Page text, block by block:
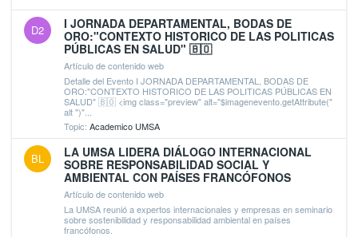
D2
I JORNADA DEPARTAMENTAL, BODAS DE
ORO:"CONTEXTO HISTORICO DE LAS POLITICAS
PÚBLICAS EN SALUD" 🇧🇴
Artículo de contenido web
Detalle del Evento I JORNADA DEPARTAMENTAL, BODAS DE
ORO:"CONTEXTO HISTORICO DE LAS POLITICAS PÚBLICAS EN
SALUD" 🇧🇴 <img class="preview" alt="$imagenevento.getAttribute("
alt ")"...
Topic: Academico UMSA
BL
LA UMSA LIDERA DIÁLOGO INTERNACIONAL
SOBRE RESPONSABILIDAD SOCIAL Y
AMBIENTAL CON PAÍSES FRANCÓFONOS
Artículo de contenido web
La UMSA reunió a expertos internacionales y empresas en seminario
sobre sostenibilidad y responsabilidad ambiental en países
francófonos.